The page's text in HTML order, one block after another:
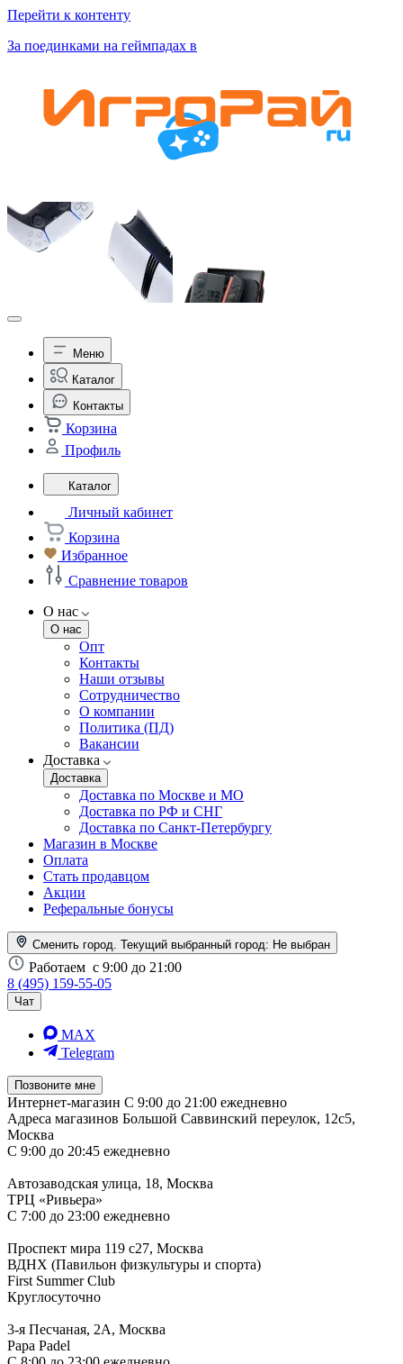
Перейти к контенту
За поединками на геймпадах в
Меню
Каталог
Контакты
Корзина
Профиль
Каталог
Личный кабинет
Корзина
Избранное
Сравнение товаров
О нас
О нас
Опт
Контакты
Наши отзывы
Сотрудничество
О компании
Политика (ПД)
Вакансии
Доставка
Доставка
Доставка по Москве и МО
Доставка по РФ и СНГ
Доставка по Санкт-Петербургу
Магазин в Москве
Оплата
Стать продавцом
Акции
Реферальные бонусы
Сменить город. Текущий выбранный город: Не выбран
Работаем с 9:00 до 21:00
8 (495) 159-55-05
Чат
MAX
Telegram
Позвоните мне
Интернет-магазин С 9:00 до 21:00 ежедневно
Адреса магазинов Большой Саввинский переулок, 12с5,
Москва
С 9:00 до 20:45 ежедневно
Автозаводская улица, 18, Москва
ТРЦ «Ривьера»
С 7:00 до 23:00 ежедневно
Проспект мира 119 с27, Москва
ВДНХ (Павильон физкультуры и спорта)
First Summer Club
Круглосуточно
3-я Песчаная, 2А, Москва
Papa Padel